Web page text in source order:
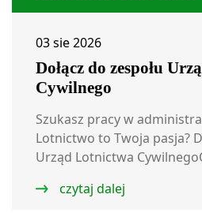
03 sie 2026
Dołącz do zespołu
Cywilnego
Szukasz pracy w
Lotnictwo to Twoja pasja?
Urząd Lotnictwa
czytaj dalej